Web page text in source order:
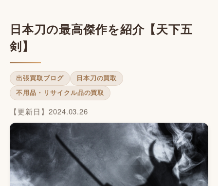
日本刀の最高傑作を紹介【天下五
剣】
出張買取ブログ
日本刀の買取
不用品・リサイクル品の買取
【更新日】2024.03.26